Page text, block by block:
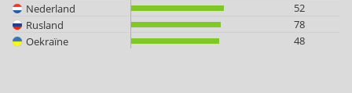
Nederland
52
Rusland
78
Oekraïne
48